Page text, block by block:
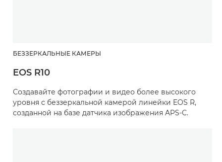
БЕЗЗЕРКАЛЬНЫЕ КАМЕРЫ
EOS R10
Создавайте фотографии и видео более высокого
уровня с беззеркальной камерой линейки EOS R,
созданной на базе датчика изображения APS-C.